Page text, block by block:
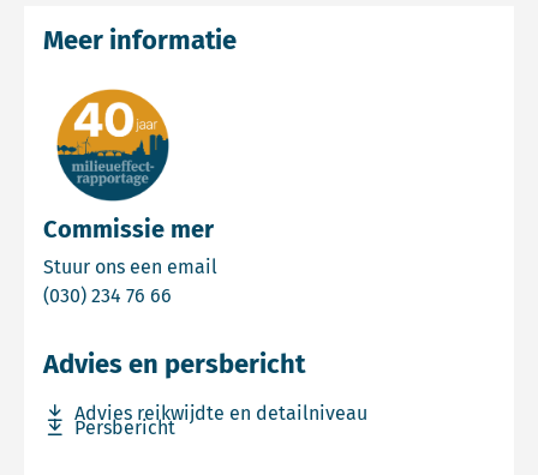
Commissie mer
Stuur ons een email
(030) 234 76 66
Meer informatie
Advies en persbericht
Advies reikwijdte en detailniveau
Download bestand Advies reikwijdte en detailniveau
Persbericht
Download bestand Persbericht